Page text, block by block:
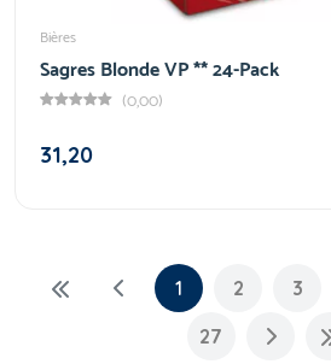
Bières
Sagres Blonde VP ** 24-Pack
(0,00)
31,20
1 2 3
27